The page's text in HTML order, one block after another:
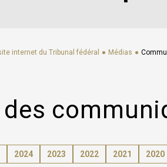
internet du Tribunal fédéral Médias
2024 2023 2022 2021 2020